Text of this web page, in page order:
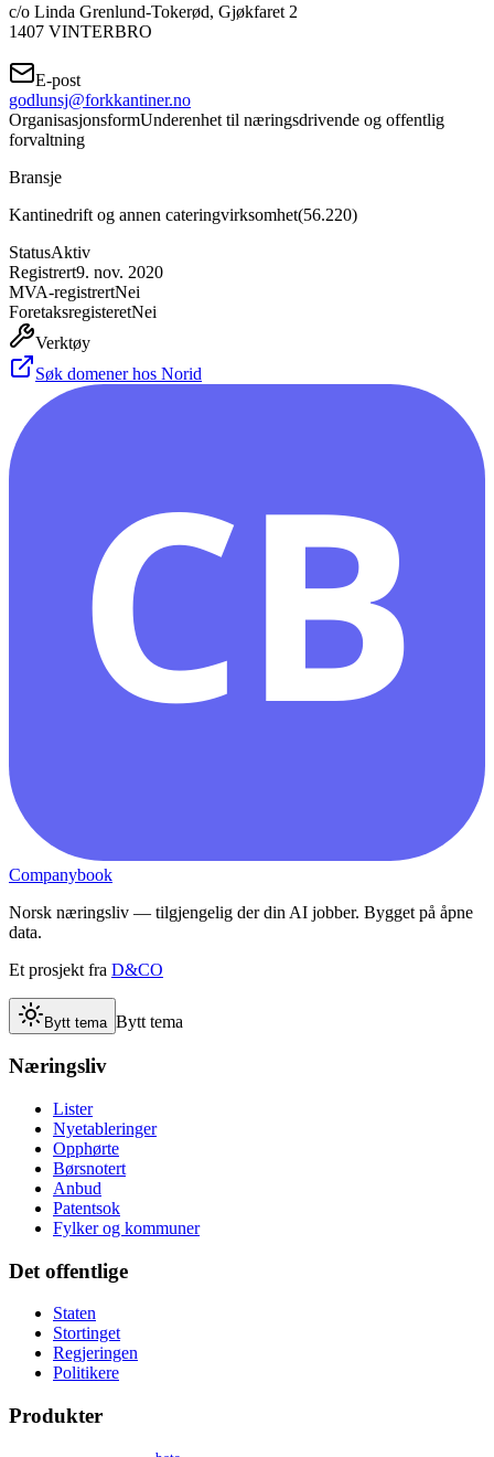
c/o Linda Grenlund-Tokerød, Gjøkfaret 2
1407 VINTERBRO
E-post
godlunsj@forkkantiner.no
OrganisasjonsformUnderenhet til næringsdrivende og offentlig
forvaltning
Bransje
Kantinedrift og annen cateringvirksomhet(56.220)
StatusAktiv
Registrert9. nov. 2020
MVA-registrertNei
ForetaksregisteretNei
Verktøy
Søk domener hos Norid
CB
Companybook
Norsk næringsliv — tilgjengelig der din AI jobber. Bygget på åpne
data.
Et prosjekt fra D&CO
Bytt tema Bytt tema
Næringsliv
Lister
Nyetableringer
Opphørte
Børsnotert
Anbud
Patentsok
Fylker og kommuner
Det offentlige
Staten
Stortinget
Regjeringen
Politikere
Produkter